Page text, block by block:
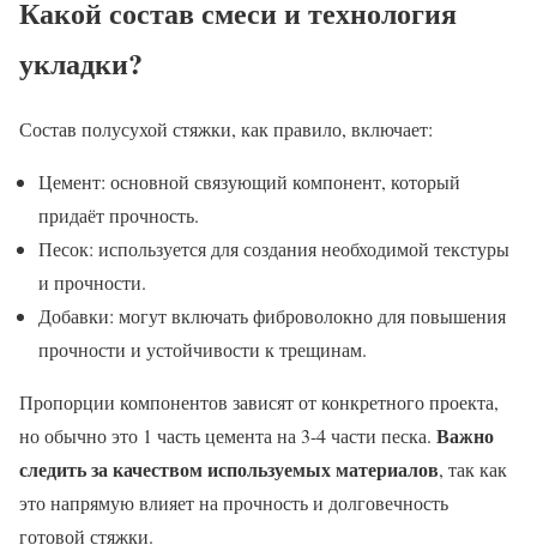
Какой состав смеси и технология
укладки?
Состав полусухой стяжки, как правило, включает:
Цемент: основной связующий компонент, который
придаёт прочность.
Песок: используется для создания необходимой текстуры
и прочности.
Добавки: могут включать фиброволокно для повышения
прочности и устойчивости к трещинам.
Пропорции компонентов зависят от конкретного проекта,
но обычно это 1 часть цемента на 3-4 части песка. Важно
следить за качеством используемых материалов, так как
это напрямую влияет на прочность и долговечность
готовой стяжки.